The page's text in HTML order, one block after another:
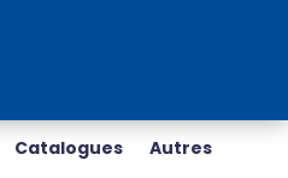
Catalogues
Autres